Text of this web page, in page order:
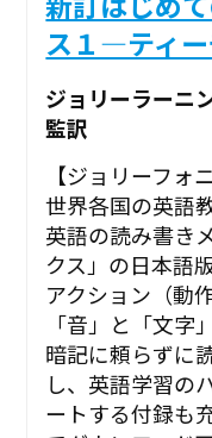
ス１―ティ
ジョリーラーニ
監訳
【ジョリーフォ
世界各国の英語
英語の読み書き
クス」の日本語
アクション（動
「音」と「文字
暗記に頼らずに
し、英語学習の
ートする付録